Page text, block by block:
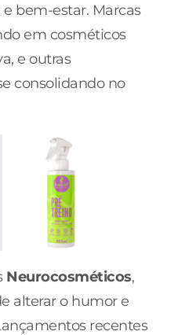
bem-estar. Marcas
em cosméticos
e outras
consolidando no
Neurocosméticos,
alterar o humor e
recentes